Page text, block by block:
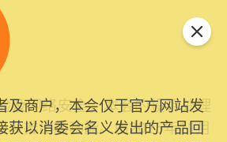
及商户，本会仅于官方网站发
获以消委会名义发出的产品回
及网络安全，本会的投诉处理
及推出新功能。由2025年11月
关闭